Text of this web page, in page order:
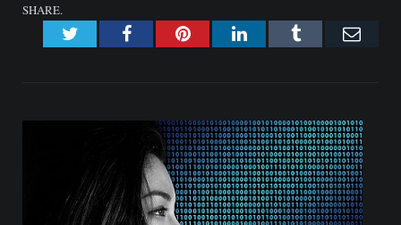
SHARE.
TwitterFacebookPinterestLinkedInTumblr